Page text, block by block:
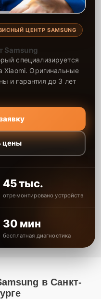
ЦЕНТР SAMSUNG
Samsung
специализируется
Xiaomi. Оригинальные
и гарантия до 3 лет
цены
45 тыс.
отремонтировано устройств
30 мин
бесплатная диагностика
в Санкт-